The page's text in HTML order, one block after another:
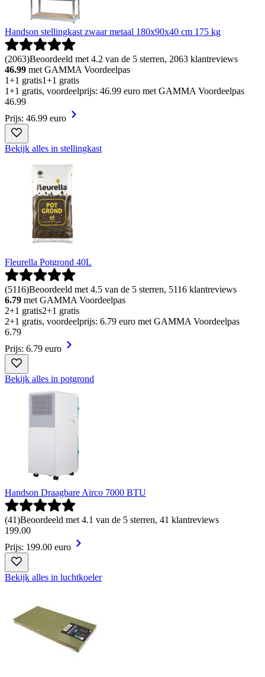
Handson stellingkast zwaar metaal 180x90x40 cm 175 kg
(2063)Beoordeeld met 4.2 van de 5 sterren, 2063 klantreviews
46.99 met GAMMA Voordeelpas
1+1 gratis1+1 gratis
1+1 gratis, voordeelprijs: 46.99 euro met GAMMA Voordeelpas
46.99
Prijs: 46.99 euro
Bekijk alles in stellingkast
Fleurella Potgrond 40L
(5116)Beoordeeld met 4.5 van de 5 sterren, 5116 klantreviews
6.79 met GAMMA Voordeelpas
2+1 gratis2+1 gratis
2+1 gratis, voordeelprijs: 6.79 euro met GAMMA Voordeelpas
6.79
Prijs: 6.79 euro
Bekijk alles in potgrond
Handson Draagbare Airco 7000 BTU
(41)Beoordeeld met 4.1 van de 5 sterren, 41 klantreviews
199.00
Prijs: 199.00 euro
Bekijk alles in luchtkoeler